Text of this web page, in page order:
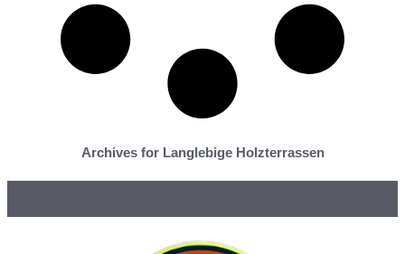
Archives for Langlebige Holzterrassen